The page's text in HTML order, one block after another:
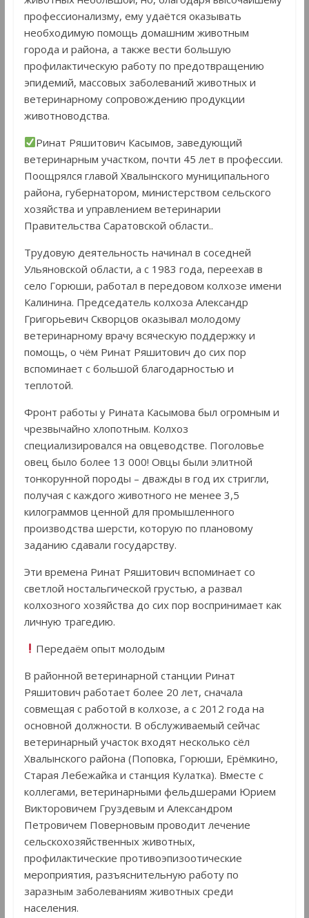
профессионализму, ему удаётся оказывать
необходимую помощь домашним животным
города и района, а также вести большую
профилактическую работу по предотвращению
эпидемий, массовых заболеваний животных и
ветеринарному сопровождению продукции
животноводства.
Ринат Ряшитович Касымов, заведующий
ветеринарным участком, почти 45 лет в профессии.
Поощрялся главой Хвалынского муниципального
района, губернатором, министерством сельского
хозяйства и управлением ветеринарии
Правительства Саратовской области..
Трудовую деятельность начинал в соседней
Ульяновской области, а с 1983 года, переехав в
село Горюши, работал в передовом колхозе имени
Калинина. Председатель колхоза Александр
Григорьевич Скворцов оказывал молодому
ветеринарному врачу всяческую поддержку и
помощь, о чём Ринат Ряшитович до сих пор
вспоминает с большой благодарностью и
теплотой.
Фронт работы у Рината Касымова был огромным и
чрезвычайно хлопотным. Колхоз
специализировался на овцеводстве. Поголовье
овец было более 13 000! Овцы были элитной
тонкорунной породы – дважды в год их стригли,
получая с каждого животного не менее 3,5
килограммов ценной для промышленного
производства шерсти, которую по плановому
заданию сдавали государству.
Эти времена Ринат Ряшитович вспоминает со
светлой ностальгической грустью, а развал
колхозного хозяйства до сих пор воспринимает как
личную трагедию.
Передаём опыт молодым
В районной ветеринарной станции Ринат
Ряшитович работает более 20 лет, сначала
совмещая с работой в колхозе, а с 2012 года на
основной должности. В обслуживаемый сейчас
ветеринарный участок входят несколько сёл
Хвалынского района (Поповка, Горюши, Ерёмкино,
Старая Лебежайка и станция Кулатка). Вместе с
коллегами, ветеринарными фельдшерами Юрием
Викторовичем Груздевым и Александром
Петровичем Поверновым проводит лечение
сельскохозяйственных животных,
профилактические противоэпизоотические
мероприятия, разъяснительную работу по
заразным заболеваниям животных среди
населения.